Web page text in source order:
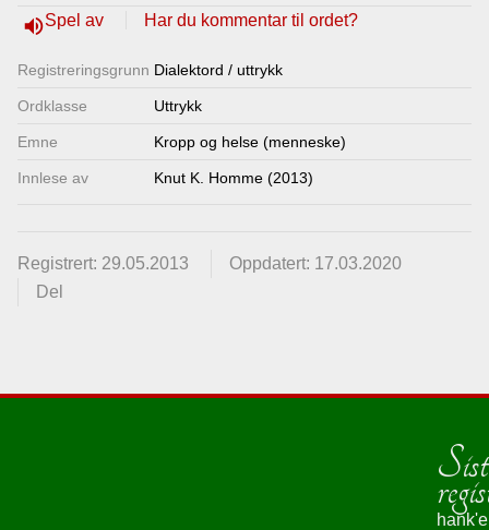
volume_upSpel av Har du kommentar til ordet?
Registrerings­grunn Dialektord / uttrykk
Ordklasse Uttrykk
Emne Kropp og helse (menneske)
Innlese av Knut K. Homme (2013)
Registrert: 29.05.2013
Oppdatert: 17.03.2020
Del
Lenkjer
Kontakt
oss
hank'e